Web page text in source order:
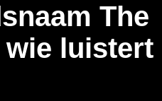
The
luistert